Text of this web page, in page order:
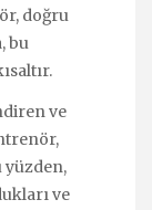
doğru
bu
ve
yüzden,
ve